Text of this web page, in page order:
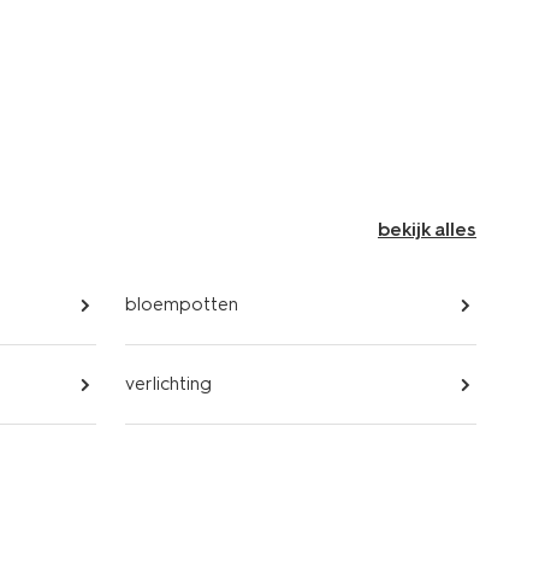
bekijk alles
bloempotten
verlichting